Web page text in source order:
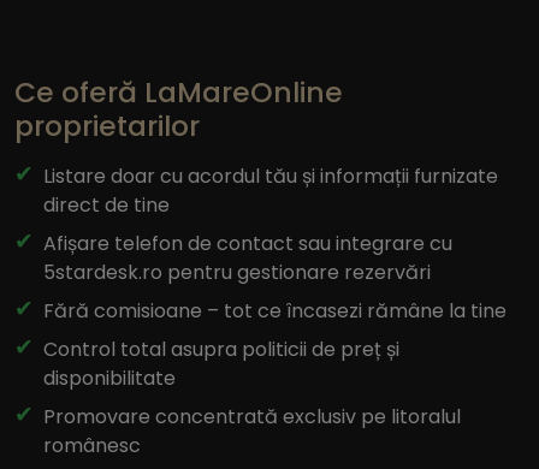
Ce oferă LaMareOnline
proprietarilor
Listare doar cu acordul tău și informații furnizate
direct de tine
Afișare telefon de contact sau integrare cu
5stardesk.ro pentru gestionare rezervări
Fără comisioane – tot ce încasezi rămâne la tine
Control total asupra politicii de preț și
disponibilitate
Promovare concentrată exclusiv pe litoralul
românesc